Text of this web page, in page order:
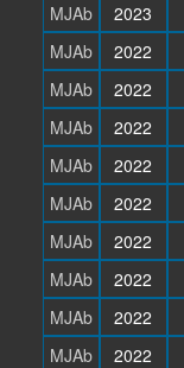
MJAb
2023
MJAb
2022
MJAb
2022
MJAb
2022
MJAb
2022
MJAb
2022
MJAb
2022
MJAb
2022
MJAb
2022
MJAb
2022